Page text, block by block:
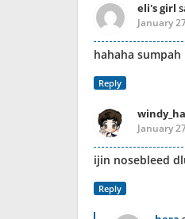
eli's girl
January
hahaha sumpah
Reply
January
ijin nosebleed
Reply